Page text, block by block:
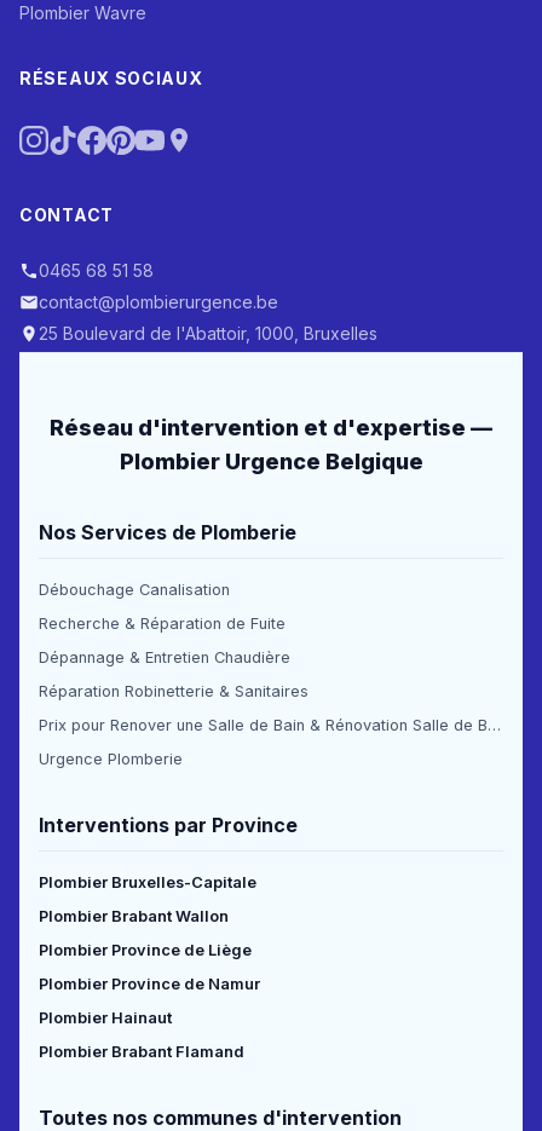
Plombier Wavre
RÉSEAUX SOCIAUX
CONTACT
0465 68 51 58
contact@plombierurgence.be
25 Boulevard de l'Abattoir, 1000, Bruxelles
Réseau d'intervention et d'expertise —
Plombier Urgence Belgique
Nos Services de Plomberie
Débouchage Canalisation
Recherche & Réparation de Fuite
Dépannage & Entretien Chaudière
Réparation Robinetterie & Sanitaires
Prix pour Renover une Salle de Bain & Rénovation Salle de Bain Prix
Urgence Plomberie
Interventions par Province
Plombier Bruxelles-Capitale
Plombier Brabant Wallon
Plombier Province de Liège
Plombier Province de Namur
Plombier Hainaut
Plombier Brabant Flamand
Toutes nos communes d'intervention